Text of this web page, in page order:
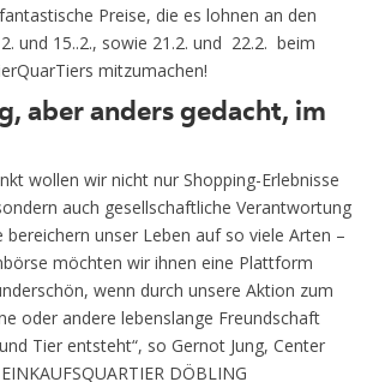
Preise, die es lohnen an den
und 15..2., sowie 21.2. und 22.2. beim
mitzumachen!
aber anders gedacht, im
wollen wir nicht nur Shopping-Erlebnisse
auch gesellschaftliche Verantwortung
bereichern unser Leben auf so viele Arten –
möchten wir ihnen eine Plattform
wenn durch unsere Aktion zum
oder andere lebenslange Freundschaft
Tier entsteht“, so Gernot Jung, Center
DÖBLING